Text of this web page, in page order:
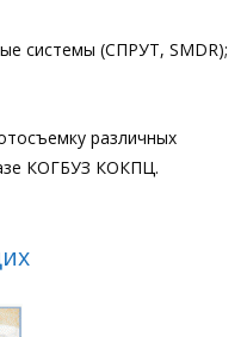
системы (СПРУТ, SMDR);
различных
КОГБУЗ КОКПЦ.